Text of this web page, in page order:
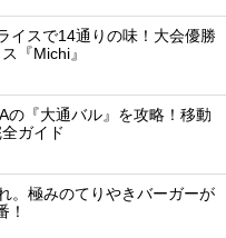
イスで14通りの味！大会優勝
『Michi』
の『大通バル』を攻略！移動
ガイド
。極みのてりやきバーガーが
！